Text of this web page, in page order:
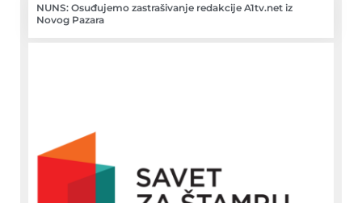
NUNS: Osuđujemo zastrašivanje redakcije A1tv.net iz
Novog Pazara